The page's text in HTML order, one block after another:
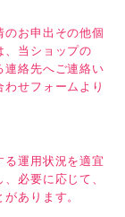
お申出その他個
、当ショップの
連絡先へご連絡い
せフォームより
運用状況を適宜
必要に応じて、
あります。